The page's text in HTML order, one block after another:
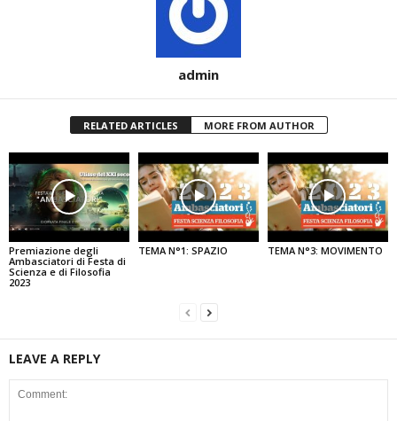
admin
RELATED ARTICLES MORE FROM AUTHOR
Premiazione degli
Ambasciatori di Festa di
Scienza e di Filosofia
2023
TEMA N°1: SPAZIO TEMA N°3: MOVIMENTO
LEAVE A REPLY